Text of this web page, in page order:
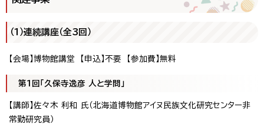
（1）連続講座（全3回）
【会場】博物館講堂 【申込】不要 【参加費】無料
第1回「久保寺逸彦 人と学問」
【講師】佐々木 利和 氏（北海道博物館アイヌ民族文化研究センター非
常勤研究員）